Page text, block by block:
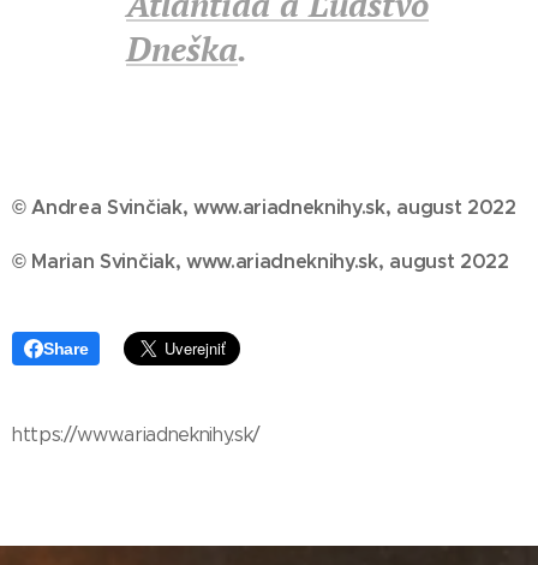
Dneška.
© Andrea Svinčiak, www.ariadneknihy.sk, august 2022
© Marian Svinčiak, www.ariadneknihy.sk, august 2022
Share
https://www.ariadneknihy.sk/